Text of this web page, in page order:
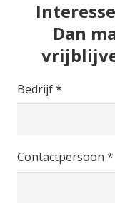
Dan
Bedrijf *
Contactpersoon *